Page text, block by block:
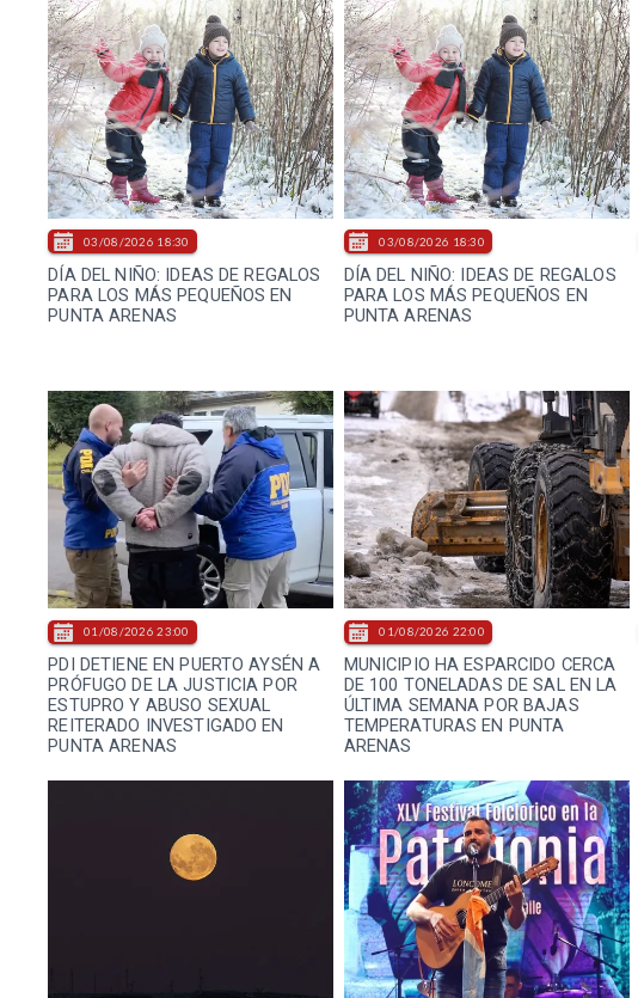
DÍA DEL NIÑO: IDEAS DE REGALOS
PARA LOS MÁS PEQUEÑOS EN
PUNTA ARENAS
03/08/2026 18:30
DÍA DEL NIÑO: IDEAS DE REGALOS
PARA LOS MÁS PEQUEÑOS EN
PUNTA ARENAS
03/08/2026 18:30
PDI DETIENE EN PUERTO AYSÉN A
PRÓFUGO DE LA JUSTICIA POR
ESTUPRO Y ABUSO SEXUAL
REITERADO INVESTIGADO EN
PUNTA ARENAS
01/08/2026 23:00
MUNICIPIO HA ESPARCIDO CERCA
DE 100 TONELADAS DE SAL EN LA
ÚLTIMA SEMANA POR BAJAS
TEMPERATURAS EN PUNTA
ARENAS
01/08/2026 22:00